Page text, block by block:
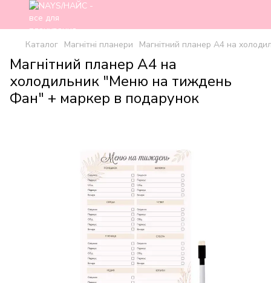
Каталог Магнітні планери Магнітний планер А4 на
Магнітний планер А4 на
холодильник "Меню на тиждень
Фан" + маркер в подарунок